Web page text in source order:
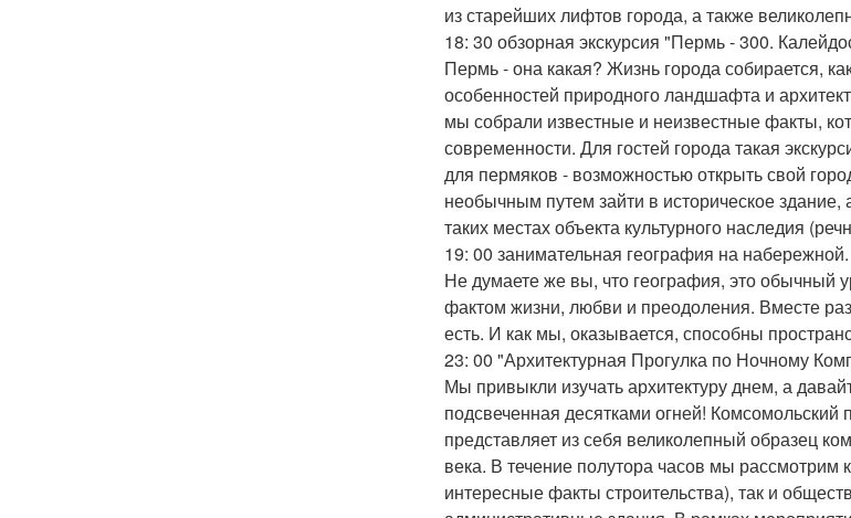
из старейших лифтов города, а также
18: 30 обзорная экскурсия "Пермь - 300.
Пермь - она какая? Жизнь города собирается,
особенностей природного ландшафта и
мы собрали известные и неизвестные факты,
современности. Для гостей города такая
для пермяков - возможностью открыть свой
необычным путем зайти в историческое здание,
таких местах объекта культурного наследия
19: 00 занимательная география на набережной.
Не думаете же вы, что география, это обычный
фактом жизни, любви и преодоления. Вместе
есть. И как мы, оказывается, способны
23: 00 "Архитектурная Прогулка по Ночному
Мы привыкли изучать архитектуру днем, а
подсвеченная десятками огней!
представляет из себя великолепный образец
века. В течение полутора часов мы
интересные факты строительства), так и